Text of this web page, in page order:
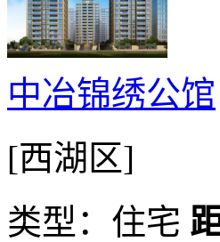
中冶锦绣公馆
[西湖区]
类型：住宅